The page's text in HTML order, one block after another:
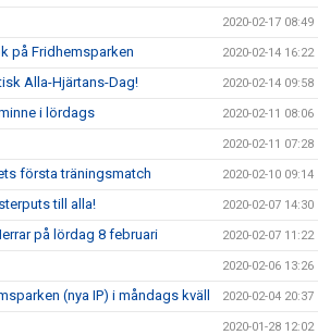
2020-02-17 08:49
på Fridhemsparken 2020-02-14 16:22
Alla-Hjärtans-Dag! 2020-02-14 09:58
i lördags 2020-02-11 08:06
2020-02-11 07:28
första träningsmatch 2020-02-10 09:14
till alla! 2020-02-07 14:30
på lördag 8 februari 2020-02-07 11:22
2020-02-06 13:26
(nya IP) i måndags kväll 2020-02-04 20:37
2020-01-28 12:02